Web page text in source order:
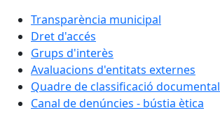
Transparència municipal
Dret d'accés
Grups d'interès
Avaluacions d'entitats externes
Quadre de classificació documental
Canal de denúncies - bústia ètica